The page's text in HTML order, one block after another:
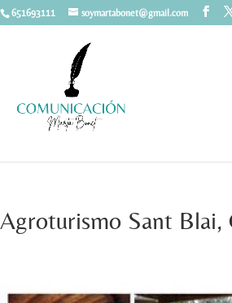
651693111 soymartabonet@gmail.com
Agroturismo Sant Blai,